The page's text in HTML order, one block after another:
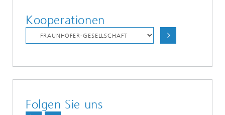
Kooperationen
Folgen Sie uns